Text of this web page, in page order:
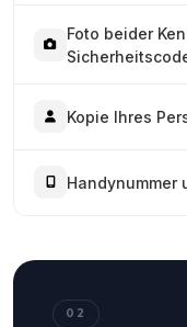
Foto beider
Kopie Ihres
Handynummer
02